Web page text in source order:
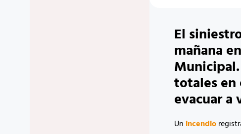
El
mañana
totales
evacuar a
Unincendio